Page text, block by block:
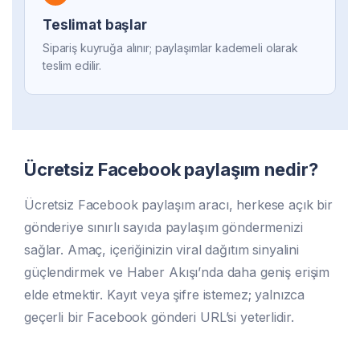
Teslimat başlar
Sipariş kuyruğa alınır; paylaşımlar kademeli olarak
teslim edilir.
Ücretsiz Facebook paylaşım nedir?
Ücretsiz Facebook paylaşım aracı, herkese açık bir
gönderiye sınırlı sayıda paylaşım göndermenizi
sağlar. Amaç, içeriğinizin viral dağıtım sinyalini
güçlendirmek ve Haber Akışı’nda daha geniş erişim
elde etmektir. Kayıt veya şifre istemez; yalnızca
geçerli bir Facebook gönderi URL’si yeterlidir.